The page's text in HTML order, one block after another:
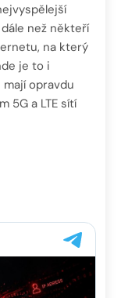
než někteří
na který
je to i
opravdu
5G a LTE sítí